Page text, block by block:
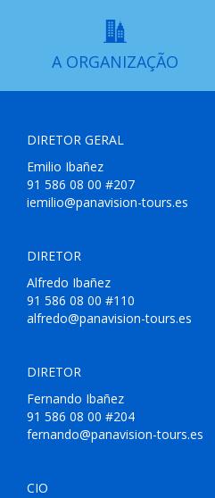
A ORGANIZAÇÃO
DIRETOR GERAL
Emilio Ibañez
91 586 08 00 #207
iemilio@panavision-tours.es
DIRETOR
Alfredo Ibañez
91 586 08 00 #110
alfredo@panavision-tours.es
DIRETOR
Fernando Ibañez
91 586 08 00 #204
fernando@panavision-tours.es
CIO